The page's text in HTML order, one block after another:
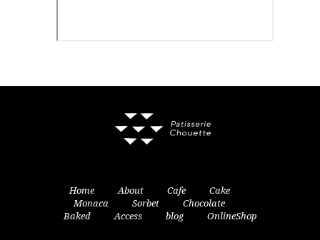
Home About Cafe
Cake
Monaca
Sorbet
Chocolate
Baked
Access blog OnlineShop